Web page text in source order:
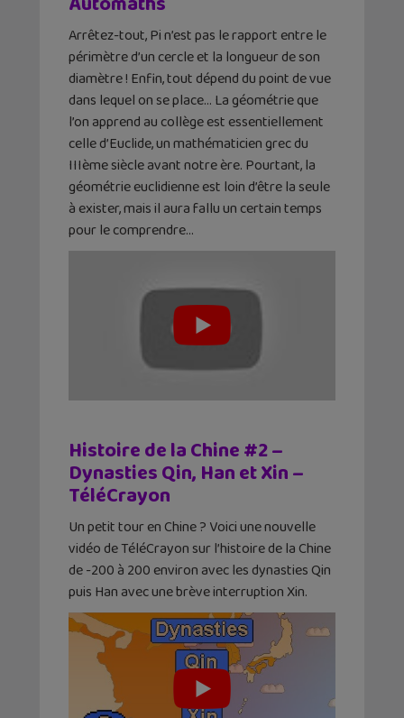
Arrêtez-tout, Pi n’est pas le rapport entre le
périmètre d’un cercle et la longueur de son
diamètre ! Enfin, tout dépend du point de vue
dans lequel on se place… La géométrie que
l’on apprend au collège est essentiellement
celle d’Euclide, un mathématicien grec du
IIIème siècle avant notre ère. Pourtant, la
géométrie euclidienne est loin d’être la seule
à exister, mais il aura fallu un certain temps
pour le comprendre…
Histoire de la Chine #2 –
Dynasties Qin, Han et Xin –
TéléCrayon
Un petit tour en Chine ? Voici une nouvelle
vidéo de TéléCrayon sur l’histoire de la Chine
de -200 à 200 environ avec les dynasties Qin
puis Han avec une brève interruption Xin.